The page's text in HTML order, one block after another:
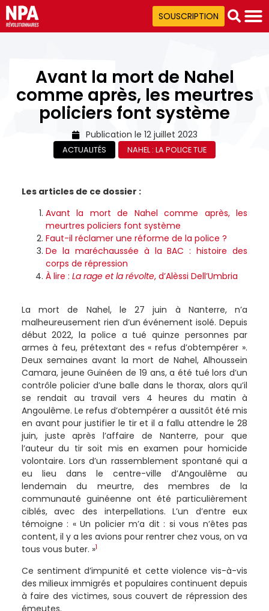
SOUSCRIPTION
Avant la mort de Nahel
comme après, les meurtres
policiers font système
Publication le 12 juillet 2023
ACTUALITÉS NAHEL : LA POLICE TUE
Les articles de ce dossier :
Avant la mort de Nahel comme après, les
meurtres policiers font système
Faut-il réclamer une réforme de la police ?
De la maréchaussée à la BAC : histoire des
corps de répression
À lire : La rage et la révolte, d’Alèssi Dell’Umbria
La mort de Nahel, le 27 juin à Nanterre, n’a
malheureusement rien d’un événement isolé. Depuis
début 2022, la police a tué quinze personnes par
armes à feu, prétextant des « refus d’obtempérer ».
Deux semaines avant la mort de Nahel, Alhoussein
Camara, jeune Guinéen de 19 ans, a été tué lors d’un
contrôle policier d’une balle dans le thorax, alors qu’il
se rendait au travail vers 4 heures du matin à
Angoulême. Le refus d’obtempérer a aussitôt été mis
en avant pour justifier le tir et il a fallu attendre le 28
juin, juste après l’affaire de Nanterre, pour que
l’auteur du tir soit mis en examen pour homicide
volontaire. Lors d’un rassemblement spontané qui a
eu lieu dans le centre-ville d’Angoulême au
lendemain du meurtre, des membres de la
communauté guinéenne ont été particulièrement
ciblés, avec des interpellations. L’un d’entre eux
témoigne : « Un policier m’a dit : si vous n’êtes pas
content, il y a les avions pour rentrer chez vous, on va
tous vous buter. »1
Ce sentiment d’impunité et cette violence vis-à-vis
des milieux immigrés et populaires continuent depuis
à faire des victimes, sous couvert de répression des
émeutes.